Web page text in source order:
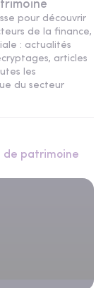
pour découvrir
de la finance,
: actualités
articles
les
du secteur
de patrimoine